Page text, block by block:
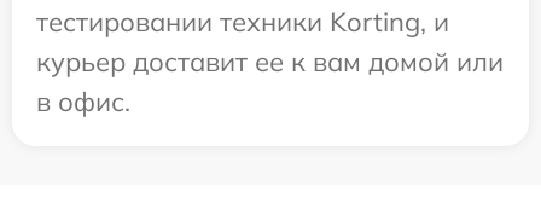
тестировании техники Korting, и
курьер доставит ее к вам домой или
в офис.